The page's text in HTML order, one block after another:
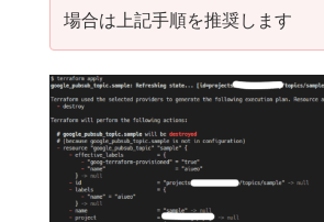
場合は上記手順を推奨します